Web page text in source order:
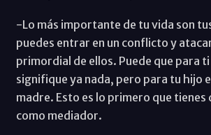
-Lo más importante de tu vida son
puedes entrar en un conflicto y
primordial de ellos. Puede que para
signifique ya nada, pero para tu hijo
madre. Esto es lo primero que tienes
como mediador.